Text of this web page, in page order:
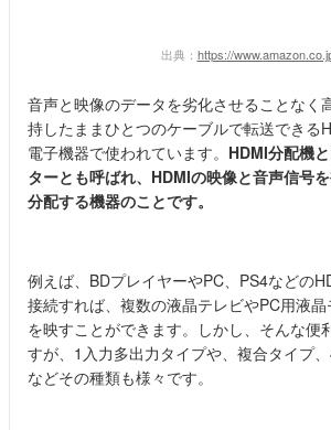
出典： https://
音声と映像のデータを劣化させることなく
持したままひとつのケーブルで転送できる
電子機器で使われています。 HDMI分配機
ターとも呼ばれ、HDMIの映像と音声信号
分配する機器のことです。
例えば、BDプレイヤーやPC、PS4などの
接続すれば、複数の液晶テレビやPC用液
を映すことができます。しかし、そんな便
すが、1入力多出力タイプや、複合タイプ
などその種類も様々です。